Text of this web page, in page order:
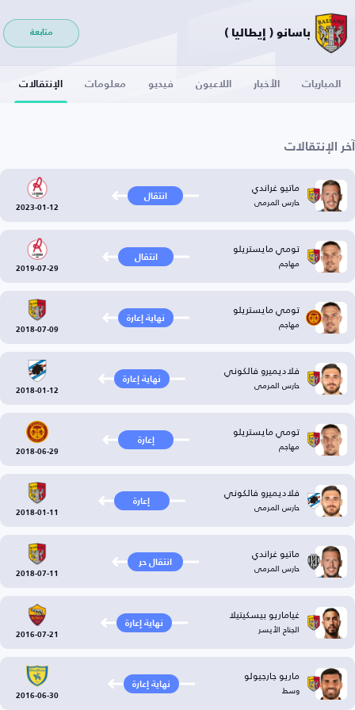
باسانو ( إيطاليا ) متابعة
المباريات الأخبار اللاعبون فيديو معلومات الإنتقالات
آخر الإنتقالات
ماتيو غراندي
حارس المرمى انتقال
2023-01-12
تومي مايستريلو
مهاجم انتقال
2019-07-29
تومي مايستريلو
مهاجم نهاية إعارة
2018-07-09
فلاديميرو فالكوني
حارس المرمى نهاية إعارة
2018-01-12
تومي مايستريلو
مهاجم إعارة
2018-06-29
فلاديميرو فالكوني
حارس المرمى إعارة
2018-01-11
ماتيو غراندي
حارس المرمى انتقال حر
2018-07-11
غياماريو بيسكيتيلا
الجناح الأيسر نهاية إعارة
2016-07-21
ماريو جارجيولو
وسط نهاية إعارة
2016-06-30